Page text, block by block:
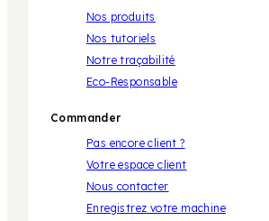
Nos produits
Nos tutoriels
Notre traçabilité
Eco-Responsable
Commander
Pas encore client ?
Votre espace client
Nous contacter
Enregistrez votre machine